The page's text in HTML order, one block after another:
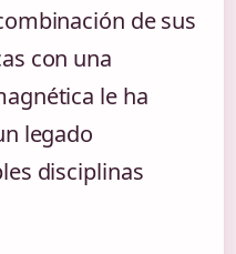
de sus
con una
le ha
legado
disciplinas